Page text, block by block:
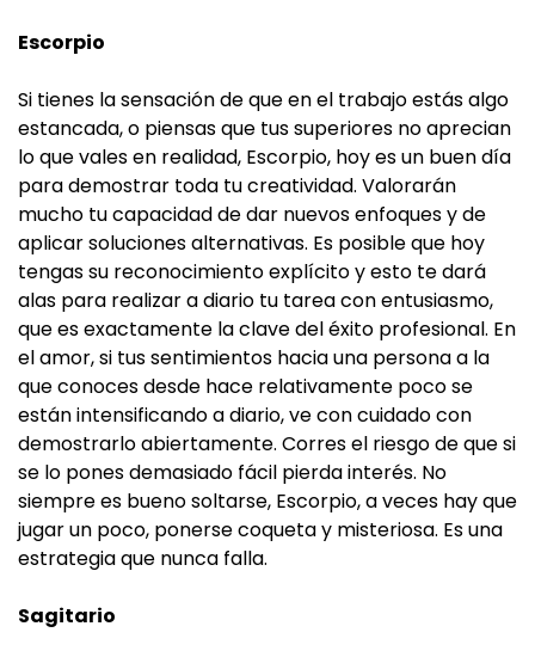
Escorpio
Si tienes la sensación de que en el trabajo estás algo
estancada, o piensas que tus superiores no aprecian
lo que vales en realidad, Escorpio, hoy es un buen día
para demostrar toda tu creatividad. Valorarán
mucho tu capacidad de dar nuevos enfoques y de
aplicar soluciones alternativas. Es posible que hoy
tengas su reconocimiento explícito y esto te dará
alas para realizar a diario tu tarea con entusiasmo,
que es exactamente la clave del éxito profesional. En
el amor, si tus sentimientos hacia una persona a la
que conoces desde hace relativamente poco se
están intensificando a diario, ve con cuidado con
demostrarlo abiertamente. Corres el riesgo de que si
se lo pones demasiado fácil pierda interés. No
siempre es bueno soltarse, Escorpio, a veces hay que
jugar un poco, ponerse coqueta y misteriosa. Es una
estrategia que nunca falla.
Sagitario